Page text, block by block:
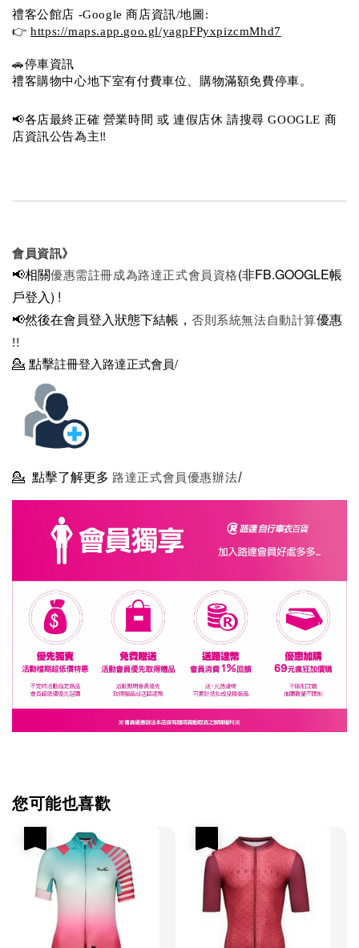
禮客公館店 -Google 商店資訊/地圖:
👉 https://maps.app.goo.gl/yagpFPyxpizcmMhd7
🚗停車資訊
禮客購物中心地下室有付費車位、購物滿額免費停車。
📢各店最終正確 營業時間 或 連假店休 請搜尋 GOOGLE 商
店資訊公告為主‼️
會員資訊》
📢相關優惠需註冊成為路達正式會員資格(非FB.GOOGLE帳
戶登入) !
📢然後在會員登入狀態下結帳， 否則系統無法自動計算優惠
!!
💁 點擊註冊登入路達正式會員/
💁 點擊了解更多 路達正式會員優惠辦法/
您可能也喜歡